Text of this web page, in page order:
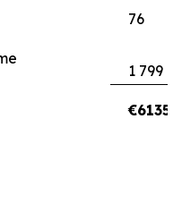
76
1 799
€61356